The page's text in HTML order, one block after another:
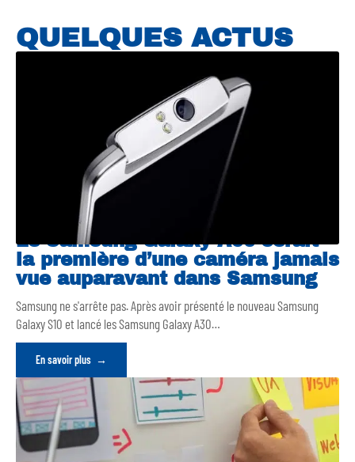
QUELQUES ACTUS
Le Samsung Galaxy A90 serait
la première d’une caméra jamais
vue auparavant dans Samsung
Samsung ne s'arrête pas. Après avoir présenté le nouveau Samsung
Galaxy S10 et lancé les Samsung Galaxy A30…
En savoir plus